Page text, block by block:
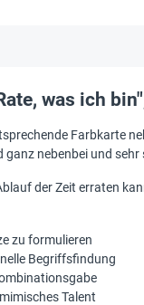
was ich
Farbkarte
ganz nebenbei und
der Zeit erraten
zu formulieren
Begriffsfindung
Talent